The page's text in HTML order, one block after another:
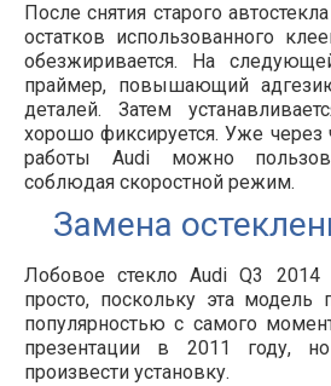
После снятия старого
остатков использованного
обезжиривается. На
праймер, повышающий
деталей. Затем
хорошо фиксируется. Уже через
работы Audi можно
соблюдая скоростной режим.
Замена
Лобовое стекло Audi Q3 2014
просто, поскольку эта модель
популярностью с самого
презентации в 2011 году,
произвести установку.